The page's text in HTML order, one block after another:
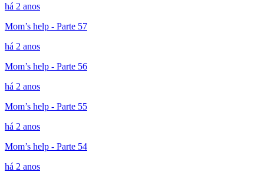
há 2 anos
Mom’s help - Parte 57
há 2 anos
Mom’s help - Parte 56
há 2 anos
Mom’s help - Parte 55
há 2 anos
Mom’s help - Parte 54
há 2 anos